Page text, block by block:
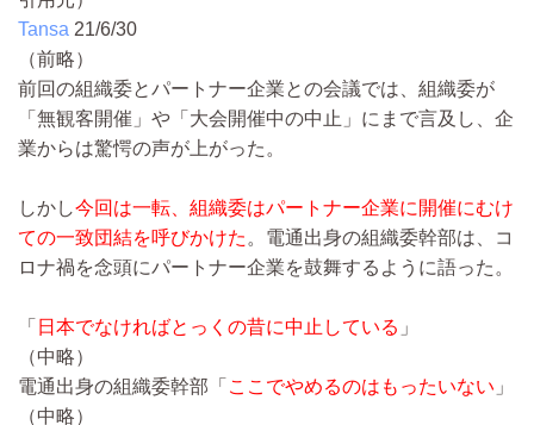
Tansa 21/6/30
（前略）
前回の組織委とパートナー企業との会議では、組織委が
「無観客開催」や「大会開催中の中止」にまで言及し、企
業からは驚愕の声が上がった。
しかし今回は一転、組織委はパートナー企業に開催にむけ
ての一致団結を呼びかけた 。電通出身の組織委幹部は、コ
ロナ禍を念頭にパートナー企業を鼓舞するように語った。
「 日本でなければとっくの昔に中止している 」
（中略）
電通出身の組織委幹部「 ここでやめるのはもったいない 」
（中略）